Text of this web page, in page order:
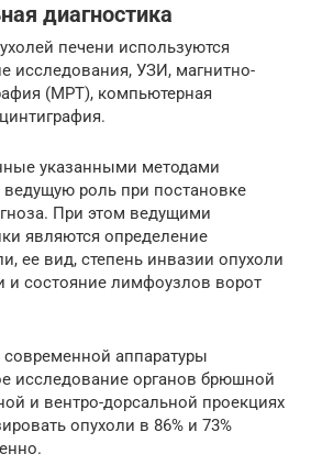
диагностика
печени используются
исследования, УЗИ, магнитно-
(МРТ), компьютерная
указанными методами
ведущую роль при постановке
При этом ведущими
являются определение
ее вид, степень инвазии опухоли
и состояние лимфоузлов ворот
аппаратуры
исследование органов брюшной
и вентро-дорсальной проекциях
опухоли в 86% и 73%